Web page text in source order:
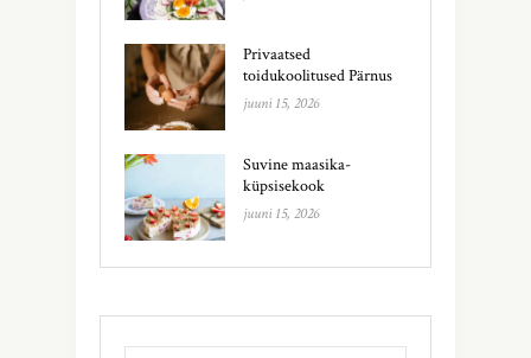
Privaatsed
toidukoolitused Pärnus
juuni 15, 2026
Suvine maasika-
küpsisekook
juuni 15, 2026